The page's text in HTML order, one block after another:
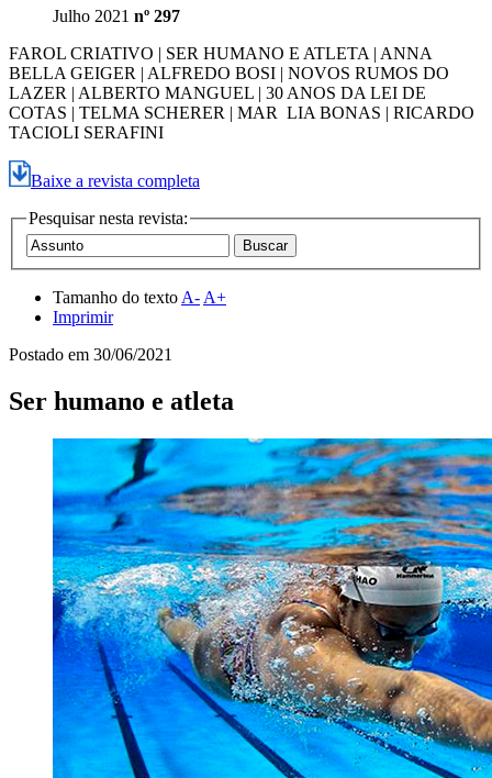
Julho 2021 nº 297
FAROL CRIATIVO | SER HUMANO E ATLETA | ANNA
BELLA GEIGER | ALFREDO BOSI | NOVOS RUMOS DO
LAZER | ALBERTO MANGUEL | 30 ANOS DA LEI DE
COTAS | TELMA SCHERER | MAR LIA BONAS | RICARDO
TACIOLI SERAFINI
Baixe a revista completa
Pesquisar nesta revista:
Tamanho do texto A- A+
Imprimir
Postado em 30/06/2021
Ser humano e atleta